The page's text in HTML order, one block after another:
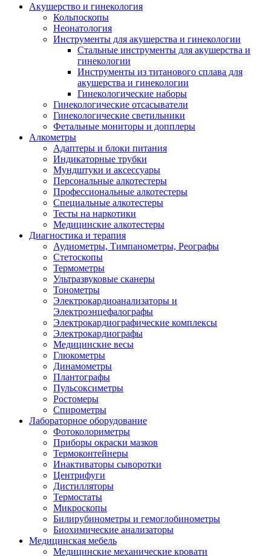
Акушерство и гинекология
Кольпоскопы
Неонатология
Инструменты для акушерства и гинекологии
Стальные инструменты для акушерства и
гинекологии
Инструменты из титанового сплава для
акушерства и гинекологии
Гинекологические наборы
Гинекологические отсасыватели
Гинекологические светильники
Фетальные мониторы и допплеры
Алкометры
Адаптеры и блоки питания
Индикаторные трубки
Мундштуки и аксессуары
Персональные алкотестеры
Профессиональные алкотестеры
Специальные алкотестеры
Тесты на наркотики
Медицинские алкотестеры
Диагностика и терапия
Аудиометры, Тимпанометры, Реографы
Стетоскопы
Термометры
Ультразвуковые сканеры
Тонометры
Электрокардиоанализаторы и
Электроэнцефалографы
Электрокардиографические комплексы
Электрокардиографы
Медицинские весы
Глюкометры
Динамометры
Плантографы
Пульсоксиметры
Ростомеры
Спирометры
Лабораторное оборудование
Фотоколориметры
Приборы окраски мазков
Термоконтейнеры
Инактиваторы сыворотки
Центрифуги
Дистилляторы
Термостаты
Микроскопы
Билирубинометры и гемоглобинометры
Биохимические анализаторы
Медицинская мебель
Медицинские механические кровати